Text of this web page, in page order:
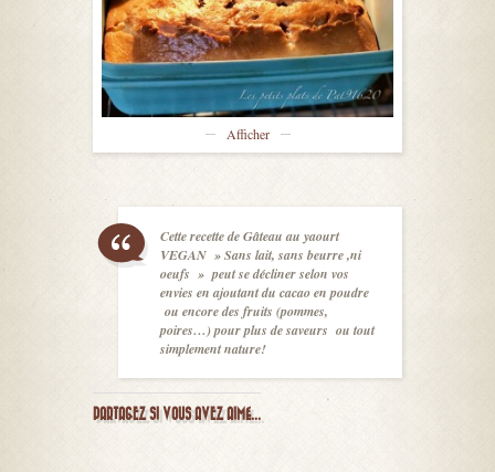
Afficher
Cette recette de Gâteau au yaourt
VEGAN » Sans lait, sans beurre ,ni
oeufs » peut se décliner selon vos
envies en ajoutant du cacao en poudre
ou encore des fruits (pommes,
poires…) pour plus de saveurs ou tout
simplement nature!
PARTAGEZ SI VOUS AVEZ AIMÉ...